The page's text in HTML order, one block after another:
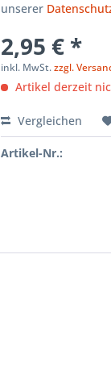
unserer
2,95 € *
inkl. MwSt.zzgl.
Artikel derzeit
Vergleichen
Artikel-Nr.: